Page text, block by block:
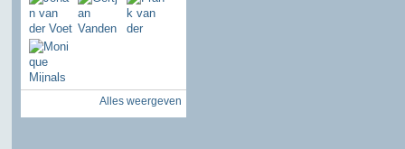
Alles weergeven